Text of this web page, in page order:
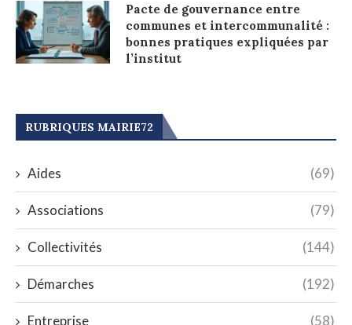
Pacte de gouvernance entre
communes et intercommunalité :
bonnes pratiques expliquées par
l’institut
RUBRIQUES MAIRIE72
Aides (69)
Associations (79)
Collectivités (144)
Démarches (192)
Entreprise (58)